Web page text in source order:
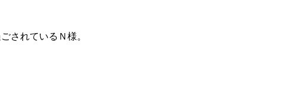
されているＮ様。